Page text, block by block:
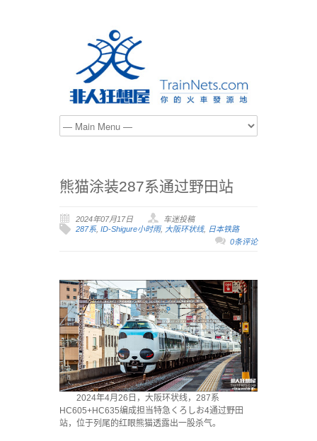
熊猫涂装287系通过野田站
2024年07月17日
车迷投稿
287系, ID-Shigure小时雨, 大阪环状线, 日本铁路
0条评论
2024年4月26日，大阪环状线，287系
HC605+HC635编成担当特急くろしお4通过野田
站，位于列尾的红眼熊猫透露出一股杀气。